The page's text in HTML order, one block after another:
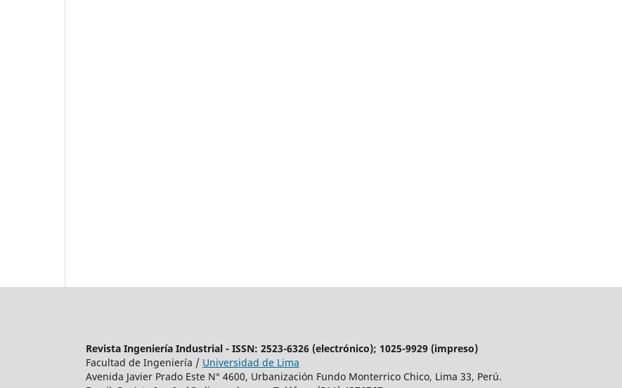
Revista Ingeniería Industrial - ISSN: 2523-6326 (electrónico); 1025-9929 (impreso)
Facultad de Ingeniería / Universidad de Lima
Avenida Javier Prado Este N° 4600, Urbanización Fundo Monterrico Chico, Lima 33, Perú.